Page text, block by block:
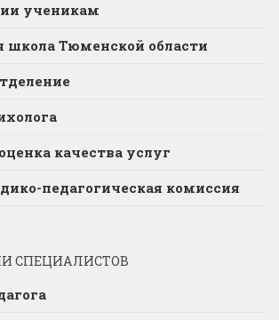
ученикам
школа Тюменской области
качества услуг
педагогическая комиссия
СПЕЦИАЛИСТОВ